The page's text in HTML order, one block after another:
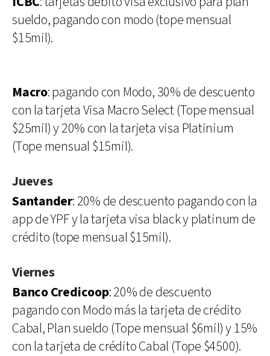
sueldo, pagando con modo (tope mensual
$15mil).
Macro: pagando con Modo, 30% de descuento
con la tarjeta Visa Macro Select (Tope mensual
$25mil) y 20% con la tarjeta visa Platinium
(Tope mensual $15mil).
Jueves
Santander: 20% de descuento pagando con la
app de YPF y la tarjeta visa black y platinum de
crédito (tope mensual $15mil).
Viernes
Banco Credicoop: 20% de descuento
pagando con Modo más la tarjeta de crédito
Cabal, Plan sueldo (Tope mensual $6mil) y 15%
con la tarjeta de crédito Cabal (Tope $4500).